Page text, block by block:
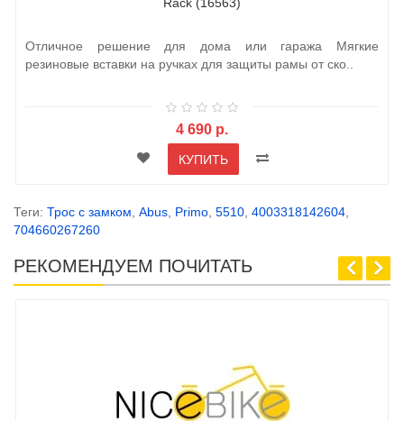
Rack (16563)
Отличное решение для дома или гаража Мягкие
резиновые вставки на ручках для защиты рамы от ско..
4 690 р.
КУПИТЬ
Теги: Трос с замком, Abus, Primo, 5510, 4003318142604,
704660267260
РЕКОМЕНДУЕМ ПОЧИТАТЬ